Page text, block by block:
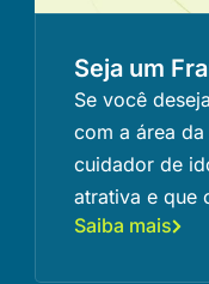
Seja um
Se você
com a área
cuidador de
atrativa e que
Saiba mais